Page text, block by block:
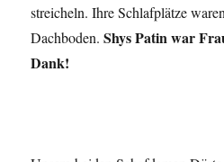
streicheln. Ihre Schlafplätze
Dachboden. Shys Patin war
Dank!